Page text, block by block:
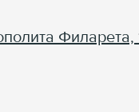
Филарета,